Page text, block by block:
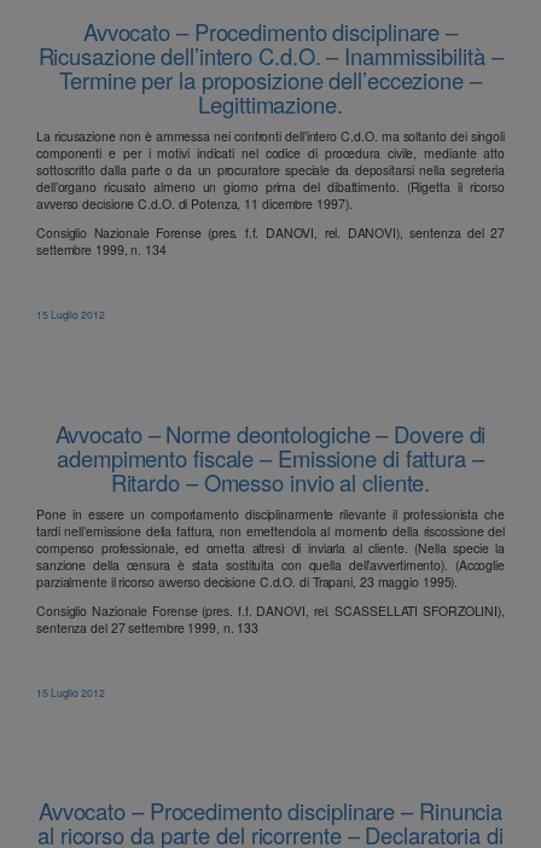
Avvocato – Procedimento disciplinare –
Ricusazione dell’intero C.d.O. – Inammissibilità –
Termine per la proposizione dell’eccezione –
Legittimazione.
La ricusazione non è ammessa nei confronti dell’intero C.d.O. ma soltanto dei singoli
componenti e per i motivi indicati nel codice di procedura civile, mediante atto
sottoscritto dalla parte o da un procuratore speciale da depositarsi nella segreteria
dell’organo ricusato almeno un giorno prima del dibattimento. (Rigetta il ricorso
avverso decisione C.d.O. di Potenza, 11 dicembre 1997).
Consiglio Nazionale Forense (pres. f.f. DANOVI, rel. DANOVI), sentenza del 27
settembre 1999, n. 134
15 Luglio 2012
Avvocato – Norme deontologiche – Dovere di
adempimento fiscale – Emissione di fattura –
Ritardo – Omesso invio al cliente.
Pone in essere un comportamento disciplinarmente rilevante il professionista che
tardi nell’emissione della fattura, non emettendola al momento della riscossione del
compenso professionale, ed ometta altresì di inviarla al cliente. (Nella specie la
sanzione della censura è stata sostituita con quella dell’avvertimento). (Accoglie
parzialmente il ricorso avverso decisione C.d.O. di Trapani, 23 maggio 1995).
Consiglio Nazionale Forense (pres. f.f. DANOVI, rel. SCASSELLATI SFORZOLINI),
sentenza del 27 settembre 1999, n. 133
15 Luglio 2012
Avvocato – Procedimento disciplinare – Rinuncia
al ricorso da parte del ricorrente – Declaratoria di